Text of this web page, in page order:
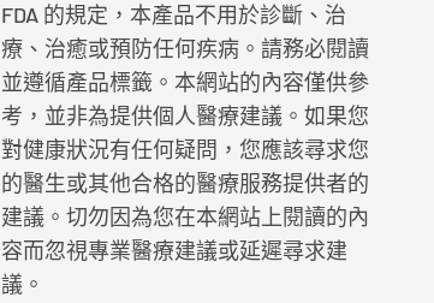
FDA 的規定，本產品不用於診斷、治
療、治癒或預防任何疾病。請務必閱讀
並遵循產品標籤。本網站的內容僅供參
考，並非為提供個人醫療建議。如果您
對健康狀況有任何疑問，您應該尋求您
的醫生或其他合格的醫療服務提供者的
建議。切勿因為您在本網站上閱讀的內
容而忽視專業醫療建議或延遲尋求建
議。